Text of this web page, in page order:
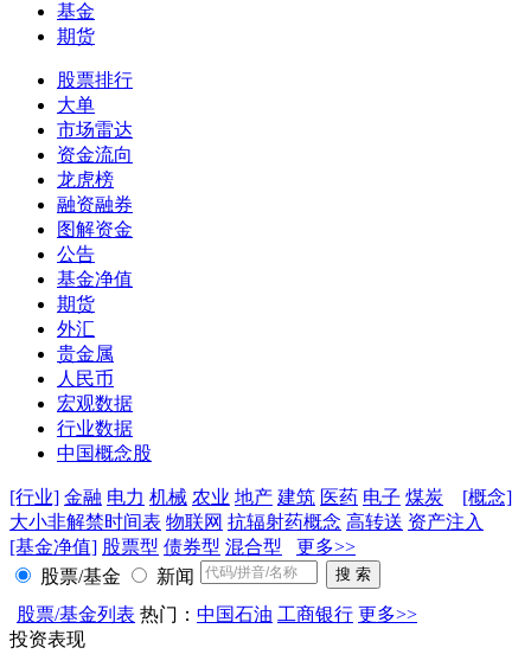
基金
期货
股票排行
大单
市场雷达
资金流向
龙虎榜
融资融券
图解资金
公告
基金净值
期货
外汇
贵金属
人民币
宏观数据
行业数据
中国概念股
[行业] 金融 电力 机械 农业 地产 建筑 医药 电子 煤炭
[概念]
大小非解禁时间表 物联网 抗辐射药概念 高转送 资产注入
[基金净值] 股票型 债券型 混合型
更多>>
股票/基金
新闻
股票/基金列表 热门： 中国石油 工商银行 更多>>
投资表现